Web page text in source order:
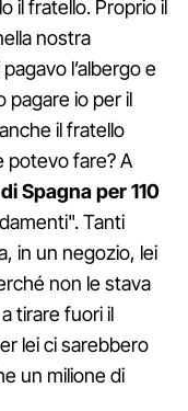
il fratello. Proprio il
nostra
l’albergo e
pagare io per il
il fratello
potevo fare? A
Spagna per 110
Tanti
in un negozio, lei
non le stava
tirare fuori il
lei ci sarebbero
un milione di